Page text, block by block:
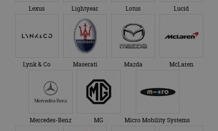
Lexus Lightyear Lotus Lucid
Lynk & Co Maserati Mazda McLaren
Mercedes-Benz MG Micro Mobility Systems